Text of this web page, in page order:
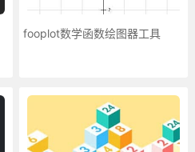
fooplot数学函数绘图器工具